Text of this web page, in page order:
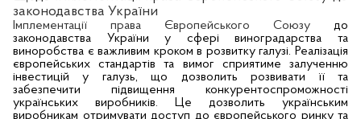
законодавства України
Імплементації права Європейського Союзу до
законодавства України у сфері виноградарства та
виноробства є важливим кроком в розвитку галузі. Реалізація
європейських стандартів та вимог сприятиме залученню
інвестицій у галузь, що дозволить розвивати її та
забезпечити підвищення конкурентоспроможності
українських виробників. Це дозволить українським
виробникам отримувати доступ до європейського ринку та